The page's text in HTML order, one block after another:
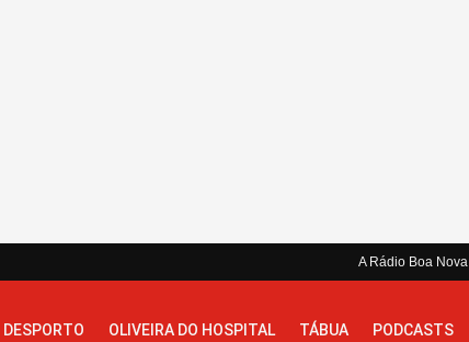
A Rádio Boa Nova
DESPORTO OLIVEIRA DO HOSPITAL TÁBUA PODCASTS